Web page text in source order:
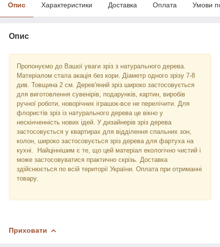
Опис Характеристики Доставка Оплата Умови
Опис
Пропонуємо до Вашої уваги зріз з натурального дерева.
Матеріалом стала акація без кори. Діаметр одного зрізу 7-8
див. Товщина 2 см. Дерев'яний зріз широко застосовується
для виготовлення сувенірів, подарунків, картин, виробів
ручної роботи, новорічних іграшок-все не перелічити. Для
флористів зріз із натурального дерева це вікно у
нескінченність нових ідей. У дизайнерів зріз дерева
застосовується у квартирах для відділення спальних зон,
колон, широко застосовується зріз дерева для фартуха на
кухні. Найціннішим є те, що цей матеріал екологічно чистий і
може застосовуватися практично скрізь. Доставка
здійснюється по всій території України. Оплата при отриманні
товару.
Приховати